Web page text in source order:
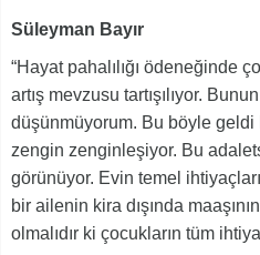
Süleyman Bayır
“Hayat pahalılığı ödeneğinde
artış mevzusu tartışılıyor.
düşünmüyorum. Bu böyle
zengin zenginleşiyor. Bu
görünüyor. Evin temel
bir ailenin kira dışında
olmalıdır ki çocukların tüm